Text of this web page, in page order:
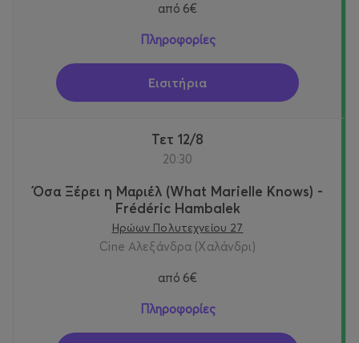
από 6€
Πληροφορίες
Εισιτήρια
Τετ 12/8
20:30
Όσα Ξέρει η Μαριέλ (What Marielle Knows) -
Frédéric Hambalek
Ηρώων Πολυτεχνείου 27
Cine Αλεξάνδρα (Χαλάνδρι)
από 6€
Πληροφορίες